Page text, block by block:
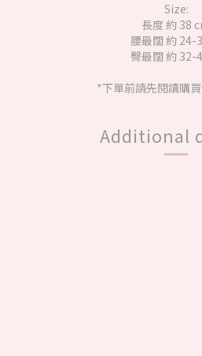
Size:
長度 約 38
腰最闊 約 24-
臀最闊 約 32-
*下單前請先閱讀購
Additional